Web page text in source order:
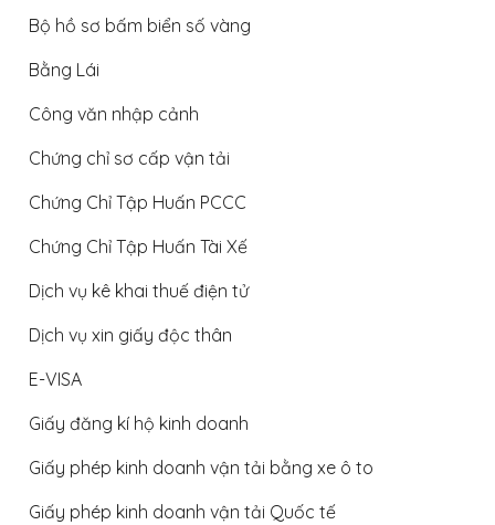
Bộ hồ sơ bấm biển số vàng
Bằng Lái
Công văn nhập cảnh
Chứng chỉ sơ cấp vận tải
Chứng Chỉ Tập Huấn PCCC
Chứng Chỉ Tập Huấn Tài Xế
Dịch vụ kê khai thuế điện tử
Dịch vụ xin giấy độc thân
E-VISA
Giấy đăng kí hộ kinh doanh
Giấy phép kinh doanh vận tải bằng xe ô to
Giấy phép kinh doanh vận tải Quốc tế